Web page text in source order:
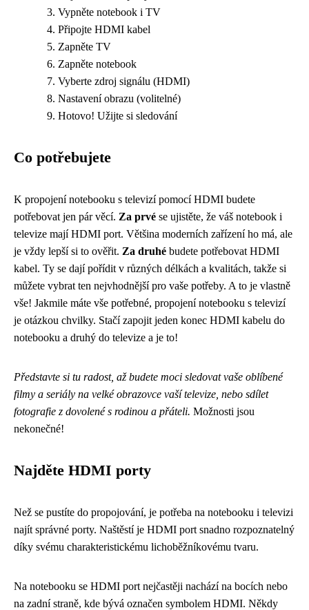
Vypněte notebook i TV
Připojte HDMI kabel
Zapněte TV
Zapněte notebook
Vyberte zdroj signálu (HDMI)
Nastavení obrazu (volitelné)
Hotovo! Užijte si sledování
Co potřebujete
K propojení notebooku s televizí pomocí HDMI budete
potřebovat jen pár věcí. Za prvé se ujistěte, že váš notebook i
televize mají HDMI port. Většina moderních zařízení ho má, ale
je vždy lepší si to ověřit. Za druhé budete potřebovat HDMI
kabel. Ty se dají pořídit v různých délkách a kvalitách, takže si
můžete vybrat ten nejvhodnější pro vaše potřeby. A to je vlastně
vše! Jakmile máte vše potřebné, propojení notebooku s televizí
je otázkou chvilky. Stačí zapojit jeden konec HDMI kabelu do
notebooku a druhý do televize a je to!
Představte si tu radost, až budete moci sledovat vaše oblíbené
filmy a seriály na velké obrazovce vaší televize, nebo sdílet
fotografie z dovolené s rodinou a přáteli. Možnosti jsou
nekonečné!
Najděte HDMI porty
Než se pustíte do propojování, je potřeba na notebooku i televizi
najít správné porty. Naštěstí je HDMI port snadno rozpoznatelný
díky svému charakteristickému lichoběžníkovému tvaru.
Na notebooku se HDMI port nejčastěji nachází na bocích nebo
na zadní straně, kde bývá označen symbolem HDMI. Někdy